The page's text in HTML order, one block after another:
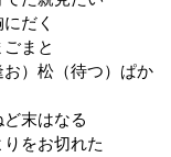
だく
まと
）松（待つ）ぱか
末はなる
をお切れた